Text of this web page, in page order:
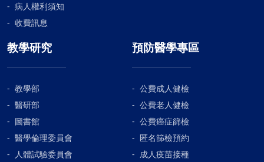
病人權利須知
收費訊息
教學研究
教學部
醫研部
圖書館
醫學倫理委員會
人體試驗委員會
預防醫學專區
公費成人健檢
公費老人健檢
公費癌症篩檢
匿名篩檢預約
成人疫苗接種